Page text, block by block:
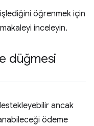
işlediğini öğrenmek için
makaleyi inceleyin.
düğmesi
ancak
ödeme